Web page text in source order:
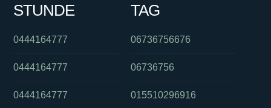
STUNDE
0444164777
0444164777
0444164777
TAG
06736756676
06736756
015510296916